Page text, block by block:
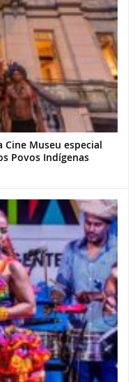
Cine Museu especial
Povos Indígenas